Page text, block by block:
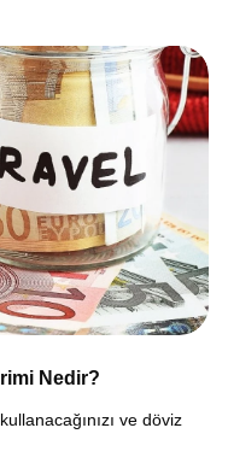
Nedir?
ve döviz